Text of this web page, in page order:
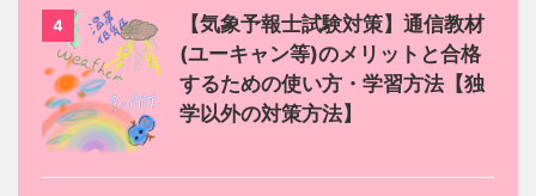
4
【気象予報士試験対策】通信教材
(ユーキャン等)のメリットと合格
するための使い方・学習方法【独
学以外の対策方法】